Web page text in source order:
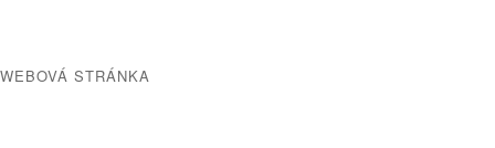
WEBOVÁ STRÁNKA